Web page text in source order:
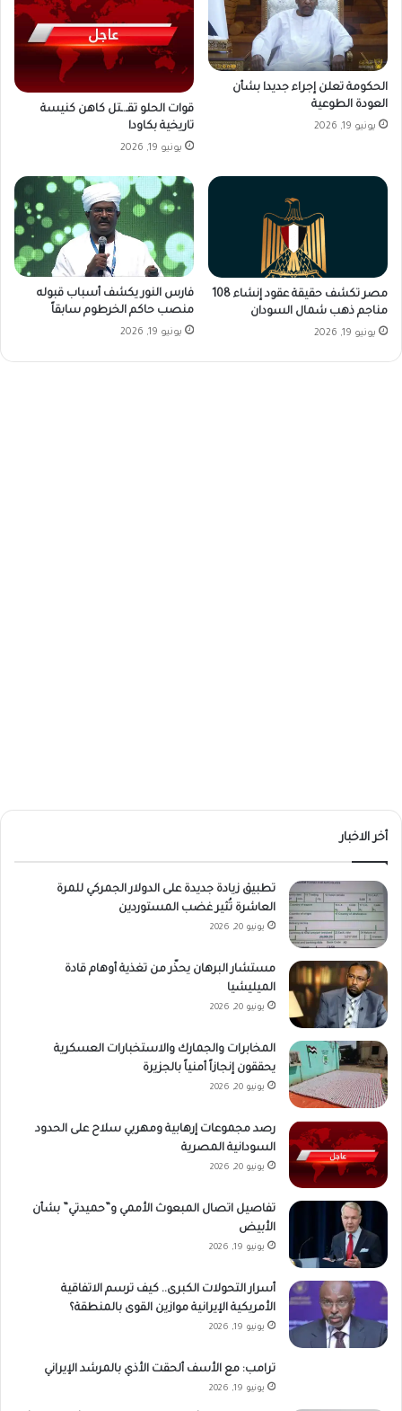
الحكومة تعلن إجراء جديدا بشأن
العودة الطوعية
يونيو 19, 2026
قوات الحلو تقـ.ـتل كاهن كنيسة
تاريخية بكاودا
يونيو 19, 2026
مصر تكشف حقيقة عقود إنشاء 108
مناجم ذهب شمال السودان
يونيو 19, 2026
فارس النور يكشف أسباب قبوله
منصب حاكم الخرطوم سابقاً
يونيو 19, 2026
أخر الاخبار
تطبيق زيادة جديدة على الدولار الجمركي للمرة
العاشرة تُثير غضب المستوردين
يونيو 20, 2026
مستشار البرهان يحذّر من تغذية أوهام قادة
الميليشيا
يونيو 20, 2026
المخابرات والجمارك والاستخبارات العسكرية
يحققون إنجازاً أمنياً بالجزيرة
يونيو 20, 2026
رصد مجموعات إرهابية ومهربي سلاح على الحدود
السودانية المصرية
يونيو 20, 2026
تفاصيل اتصال المبعوث الأممي و”حميدتي” بشأن
الأبيض
يونيو 19, 2026
أسرار التحولات الكبرى.. كيف ترسم الاتفاقية
الأمريكية الإيرانية موازين القوى بالمنطقة؟
يونيو 19, 2026
ترامب: مع الأسف ألحقت الأذي بالمرشد الإيراني
يونيو 19, 2026